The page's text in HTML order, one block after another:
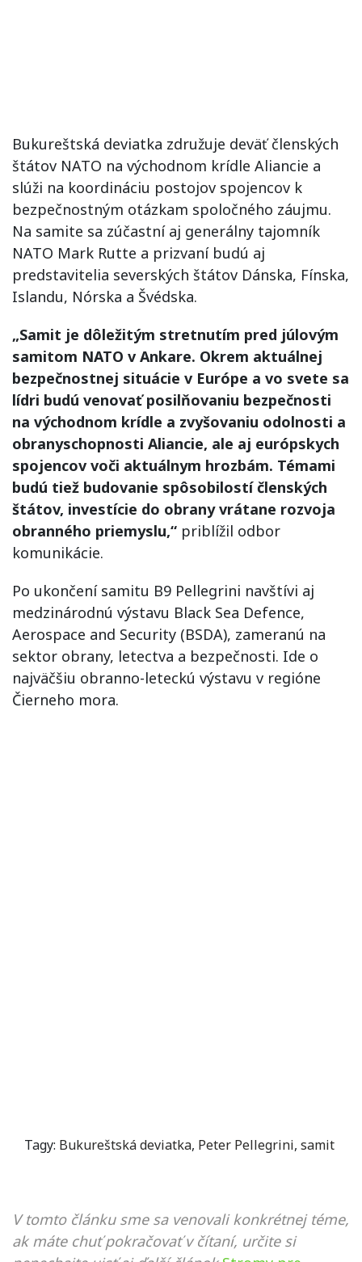
Bukureštská deviatka združuje deväť členských
štátov NATO na východnom krídle Aliancie a
slúži na koordináciu postojov spojencov k
bezpečnostným otázkam spoločného záujmu.
Na samite sa zúčastní aj generálny tajomník
NATO Mark Rutte a prizvaní budú aj
predstavitelia severských štátov Dánska, Fínska,
Islandu, Nórska a Švédska.
„Samit je dôležitým stretnutím pred júlovým
samitom NATO v Ankare. Okrem aktuálnej
bezpečnostnej situácie v Európe a vo svete sa
lídri budú venovať posilňovaniu bezpečnosti
na východnom krídle a zvyšovaniu odolnosti a
obranyschopnosti Aliancie, ale aj európskych
spojencov voči aktuálnym hrozbám. Témami
budú tiež budovanie spôsobilostí členských
štátov, investície do obrany vrátane rozvoja
obranného priemyslu,“ priblížil odbor
komunikácie.
Po ukončení samitu B9 Pellegrini navštívi aj
medzinárodnú výstavu Black Sea Defence,
Aerospace and Security (BSDA), zameranú na
sektor obrany, letectva a bezpečnosti. Ide o
najväčšiu obranno-leteckú výstavu v regióne
Čierneho mora.
Tagy: Bukureštská deviatka, Peter Pellegrini, samit
V tomto článku sme sa venovali konkrétnej téme,
ak máte chuť pokračovať v čítaní, určite si